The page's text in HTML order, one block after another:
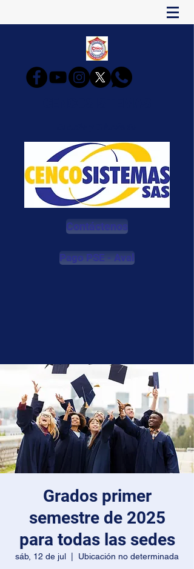
Contáctenos
Pago PSE - Aval
Grados primer
semestre de 2025
para todas las sedes
sáb, 12 de jul Ubicación no determinada